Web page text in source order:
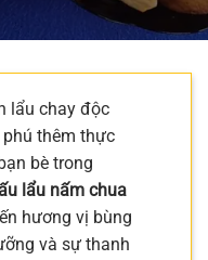
lẩu chay độc
thêm thực
bè trong
lẩu nấm chua
hương vị bùng
và sự thanh